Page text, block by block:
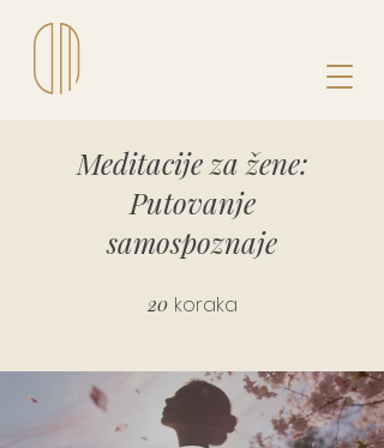
Meditacije za žene:
Putovanje
samospoznaje
20 koraka